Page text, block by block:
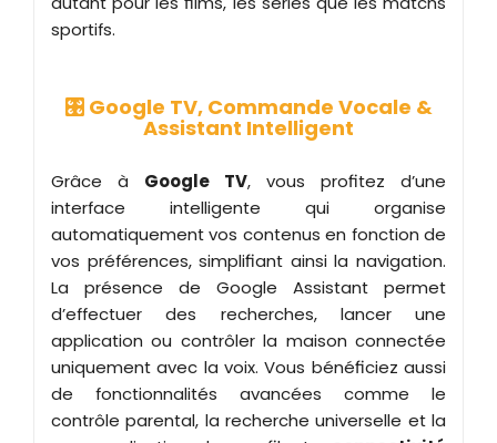
sportifs.
🎛️ Google TV, Commande Vocale &
Assistant Intelligent
Grâce à Google TV, vous profitez d’une
interface intelligente qui organise
automatiquement vos contenus en fonction de
vos préférences, simplifiant ainsi la navigation.
La présence de Google Assistant permet
d’effectuer des recherches, lancer une
application ou contrôler la maison connectée
uniquement avec la voix. Vous bénéficiez aussi
de fonctionnalités avancées comme le
contrôle parental, la recherche universelle et la